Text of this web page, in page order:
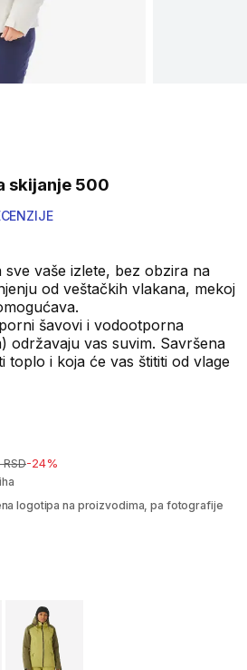
skijanje 500
Recenzije
sve vaše izlete, bez obzira na
od veštačkih vlakana, mekoj
šavovi i vodootporna
održavaju vas suvim. Savršena
toplo i koja će vas štititi od vlage
-24%
logotipa na proizvodima, pa fotografije